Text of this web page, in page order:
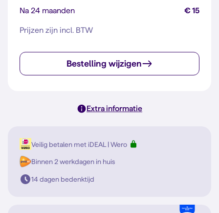
Na 24 maanden
€ 15
Prijzen zijn incl. BTW
Bestelling wijzigen
Extra informatie
Veilig betalen met iDEAL | Wero
Binnen 2 werkdagen in huis
14 dagen bedenktijd